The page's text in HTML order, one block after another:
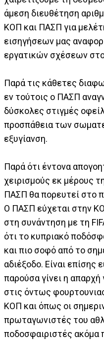
άμεση διευθέτηση
ΚΟΠ και ΠΑΣΠ για
εισηγήσεων μας
εργατικών σχέσεων
Παρά τις κάθετες
εν τούτοις ο ΠΑΣΠ
δύσκολες στιγμές
προσπάθεια των
εξυγίανση.
Παρά ότι έντονα
χειρισμούς εκ μέρους
ΠΑΣΠ θα πορευτεί στο
Ο ΠΑΣΠ εύχεται στην
στη συνάντηση με τη
ότι το κυπριακό
και πιο σοφό από το
αδιέξοδο. Είναι
παρούσα γίνει η
στις όντως
ΚΟΠ και όπως οι
πρωταγωνιστές του
ποδοσφαιριστές ακόμα